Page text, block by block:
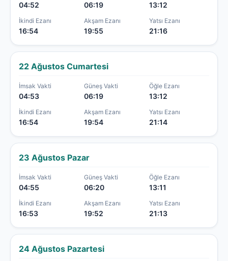
04:52 06:19 13:12
İkindi Ezanı
16:54
Akşam Ezanı
19:55
Yatsı Ezanı
21:16
22 Ağustos Cumartesi
İmsak Vakti
04:53
Güneş Vakti
06:19
Öğle Ezanı
13:12
İkindi Ezanı
16:54
Akşam Ezanı
19:54
Yatsı Ezanı
21:14
23 Ağustos Pazar
İmsak Vakti
04:55
Güneş Vakti
06:20
Öğle Ezanı
13:11
İkindi Ezanı
16:53
Akşam Ezanı
19:52
Yatsı Ezanı
21:13
24 Ağustos Pazartesi